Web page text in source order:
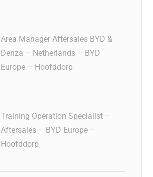
Area Manager Aftersales BYD &
Denza – Netherlands – BYD
Europe – Hoofddorp
Training Operation Specialist –
Aftersales – BYD Europe –
Hoofddorp